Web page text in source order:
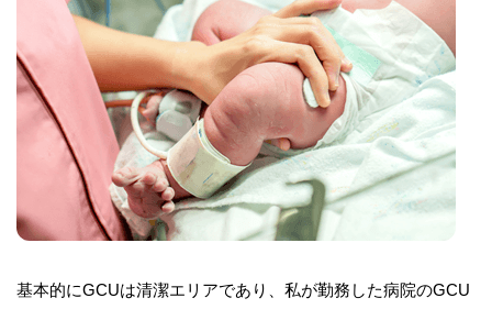
基本的にGCUは清潔エリアであり、私が勤務した病院のGCU